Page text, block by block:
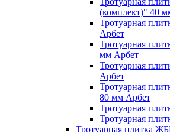
(комплект)" 40
Тротуарная
Арбет
Тротуарная
мм Арбет
Тротуарная
Арбет
Тротуарная
80 мм Арбет
Тротуарная
Тротуарная
Тротуарная плитка